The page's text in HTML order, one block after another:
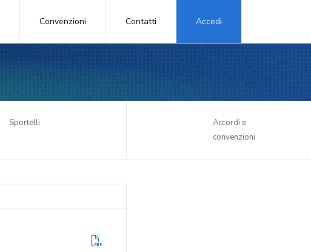
Convenzioni Contatti Accedi
Sportelli
Accordi e
convenzioni